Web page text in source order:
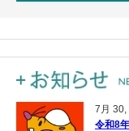
7月 30,
令和8